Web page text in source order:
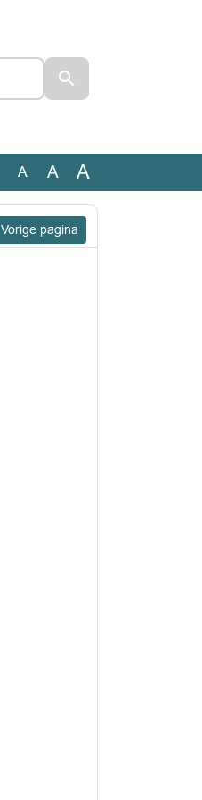
A A A
Vorige pagina